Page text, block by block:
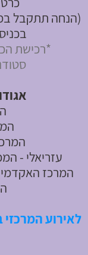
(הנחה תתקבל
*רכישת
א
עזריאלי -
המרכז